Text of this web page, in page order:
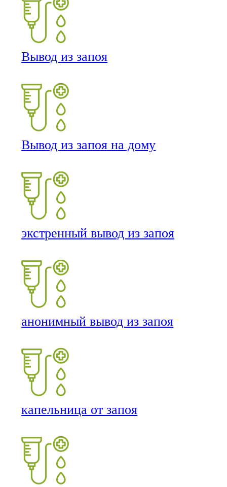
Вывод из запоя
Вывод из запоя на дому
экстренный вывод из запоя
анонимный вывод из запоя
капельница от запоя